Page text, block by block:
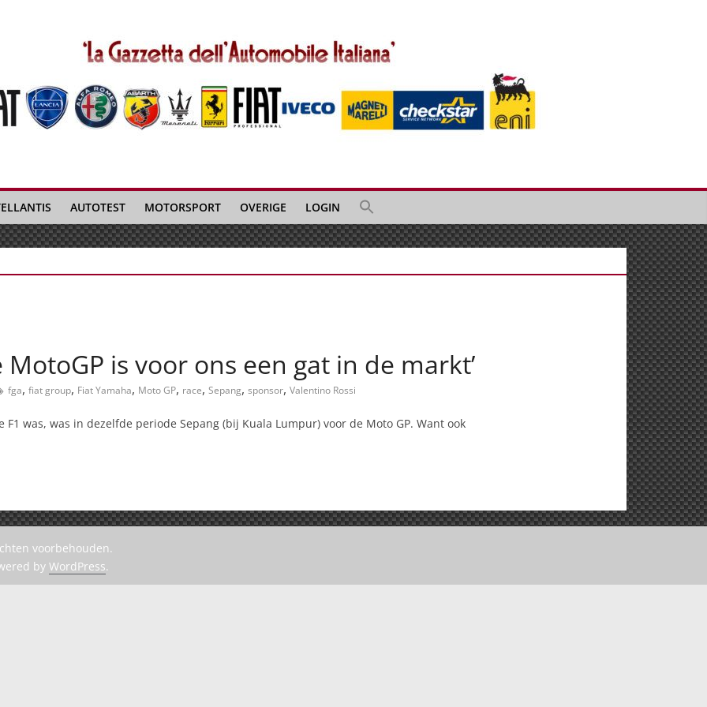
AUTOTEST MOTORSPORT OVERIGE LOGIN
MotoGP is voor ons een gat in de markt’
fga, fiat group, Fiat Yamaha, Moto GP, race, Sepang, sponsor, Valentino Rossi
was, was in dezelfde periode Sepang (bij Kuala Lumpur) voor de Moto GP. Want ook
voorbehouden.
by WordPress.